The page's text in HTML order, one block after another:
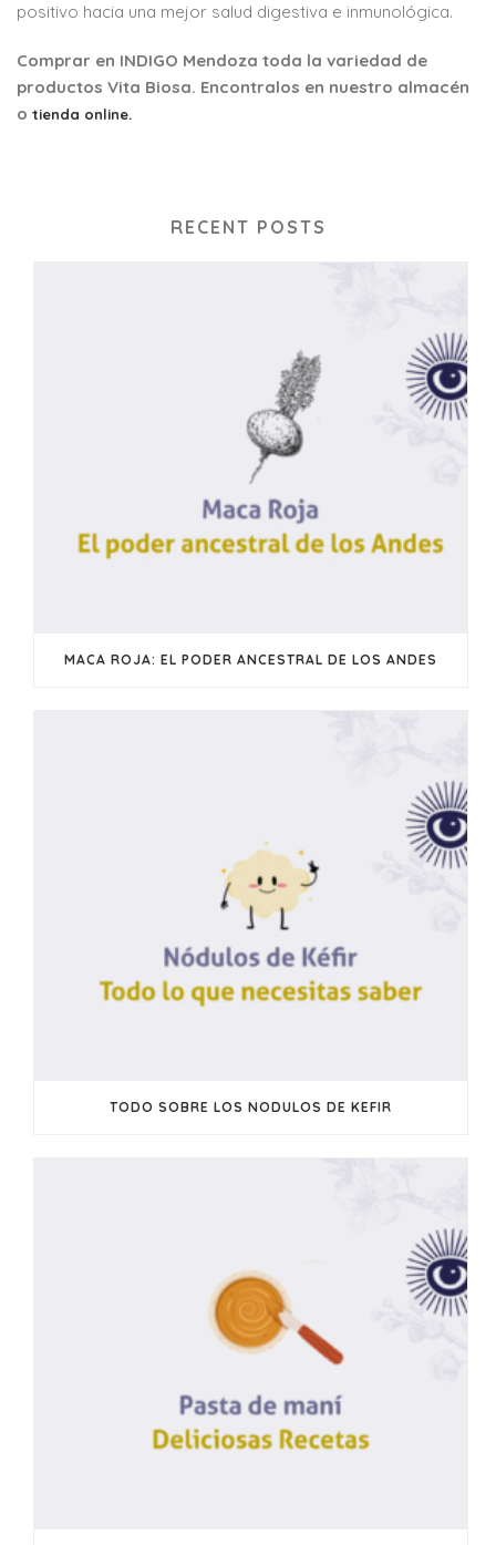
positivo hacia una mejor salud digestiva e inmunológica.
Comprar en INDIGO Mendoza toda la variedad de
productos Vita Biosa. Encontralos en nuestro almacén
o tienda online.
RECENT POSTS
MACA ROJA: EL PODER ANCESTRAL DE LOS ANDES
TODO SOBRE LOS NODULOS DE KEFIR